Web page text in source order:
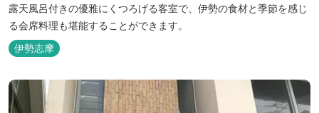
露天風呂付きの優雅にくつろげる客室で、伊勢の食材と季節を感じ
る会席料理も堪能することができます。
伊勢志摩